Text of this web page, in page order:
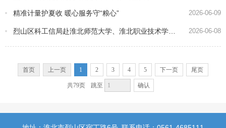
2026-06-09
精准计量护夏收 暖心服务守“粮心”
2026-06-08
首页 上一页 1 2 3 4 5 下一页 尾页
共79页 跳至 确认